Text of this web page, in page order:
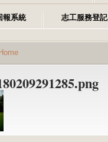
報系統 志工服務登記
Home